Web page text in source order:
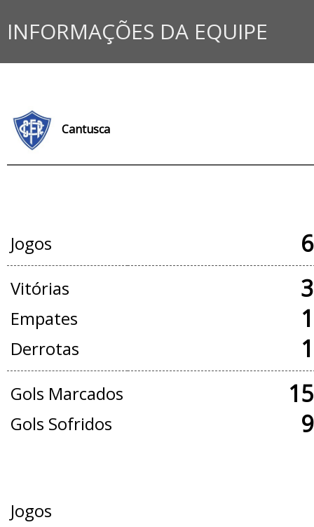
INFORMAÇÕES DA EQUIPE
Cantusca
Jogos
Vitórias
Empates
Derrotas
Gols Marcados
Gols Sofridos
Jogos